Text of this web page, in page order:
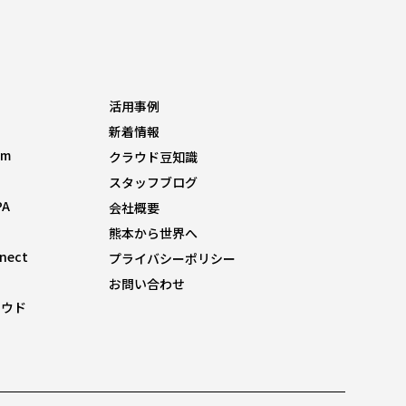
ド
活用事例
新着情報
クラウド豆知識
スタッフブログ
会社概要
熊本から世界へ
プライバシーポリシー
お問い合わせ